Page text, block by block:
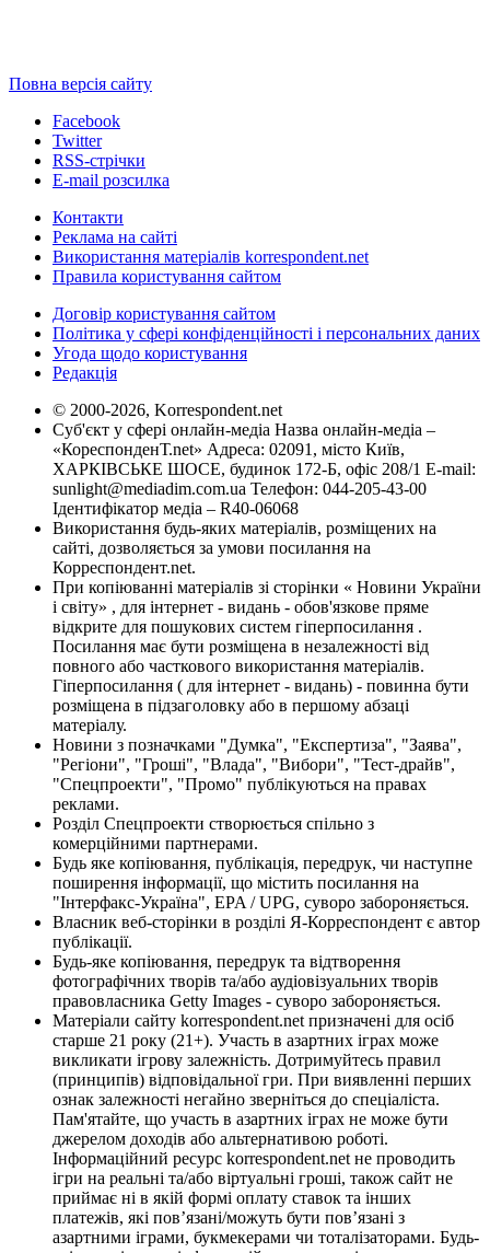
Повна версія сайту
Facebook
Twitter
RSS-стрічки
E-mail розсилка
Контакти
Реклама на сайті
Використання матеріалів korrespondent.net
Правила користування сайтом
Договір користування сайтом
Політика у сфері конфіденційності і персональних даних
Угода щодо користування
Редакція
© 2000-2026, Korrespondent.net
Суб'єкт у сфері онлайн-медіа Назва онлайн-медіа –
«КореспонденТ.net» Адреса: 02091, місто Київ,
ХАРКІВСЬКЕ ШОСЕ, будинок 172-Б, офіс 208/1 E-mail:
sunlight@mediadim.com.ua Телефон: 044-205-43-00
Ідентифікатор медіа – R40-06068
Використання будь-яких матеріалів, розміщених на
сайті, дозволяється за умови посилання на
Корреспондент.net.
При копіюванні матеріалів зі сторінки « Новини України
і світу» , для інтернет - видань - обов'язкове пряме
відкрите для пошукових систем гіперпосилання .
Посилання має бути розміщена в незалежності від
повного або часткового використання матеріалів.
Гіперпосилання ( для інтернет - видань) - повинна бути
розміщена в підзаголовку або в першому абзаці
матеріалу.
Новини з позначками "Думка", "Експертиза", "Заява",
"Регіони", "Гроші", "Влада", "Вибори", "Тест-драйв",
"Спецпроекти", "Промо" публікуються на правах
реклами.
Розділ Спецпроекти створюється спільно з
комерційними партнерами.
Будь яке копіювання, публікація, передрук, чи наступне
поширення інформації, що містить посилання на
"Інтерфакс-Україна", EPA / UPG, суворо забороняється.
Власник веб-сторінки в розділі Я-Корреспондент є автор
публікації.
Будь-яке копіювання, передрук та відтворення
фотографічних творів та/або аудіовізуальних творів
правовласника Getty Images - суворо забороняється.
Матеріали сайту korrespondent.net призначені для осіб
старше 21 року (21+). Участь в азартних іграх може
викликати ігрову залежність. Дотримуйтесь правил
(принципів) відповідальної гри. При виявленні перших
ознак залежності негайно зверніться до спеціаліста.
Пам'ятайте, що участь в азартних іграх не може бути
джерелом доходів або альтернативою роботі.
Інформаційний ресурс korrespondent.net не проводить
ігри на реальні та/або віртуальні гроші, також сайт не
приймає ні в якій формі оплату ставок та інших
платежів, які пов’язані/можуть бути пов’язані з
азартними іграми, букмекерами чи тоталізаторами. Будь-